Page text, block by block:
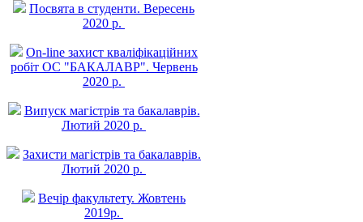
Посвята в студенти. Вересень
2020 р.
On-line захист квалiфiкацiйних
робiт ОС "БАКАЛАВР". Червень
2020 р.
Випуск магістрів та бакалаврів.
Лютий 2020 р.
Захисти магістрів та бакалаврів.
Лютий 2020 р.
Вечір факультету. Жовтень
2019р.